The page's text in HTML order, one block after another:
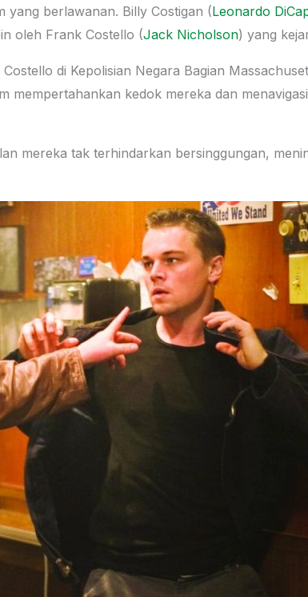
yang berlawanan. Billy Costigan (Leonardo
oleh Frank Costello (Jack Nicholson) yang
di Kepolisian Negara Bagian
mempertahankan kedok mereka dan
mereka tak terhindarkan bersinggungan,